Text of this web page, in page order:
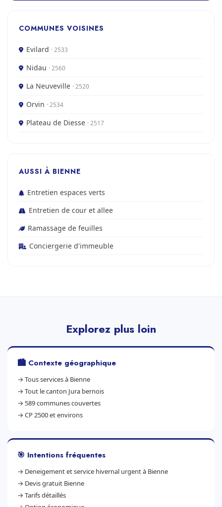
COMMUNES VOISINES
Evilard · 2533
Nidau · 2560
La Neuveville · 2520
Orvin · 2534
Plateau de Diesse · 2517
AUSSI À BIENNE
Entretien espaces verts
Entretien de cour et allee
Ramassage de feuilles
Conciergerie d'immeuble
Explorez plus loin
🏙️ Contexte géographique
→ Tous services à Bienne
→ Tout le canton Jura bernois
→ 589 communes couvertes
→ CP 2500 et environs
🎯 Intentions fréquentes
→ Deneigement et service hivernal urgent à Bienne
→ Devis gratuit Bienne
→ Tarifs détaillés